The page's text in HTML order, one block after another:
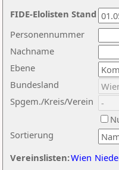
Nachname
Ebene
Sortierung
Personennummer
Bundesland
Spgem./Kreis/Verein
Vereinslisten:Wien
FIDE-Elolisten Stand